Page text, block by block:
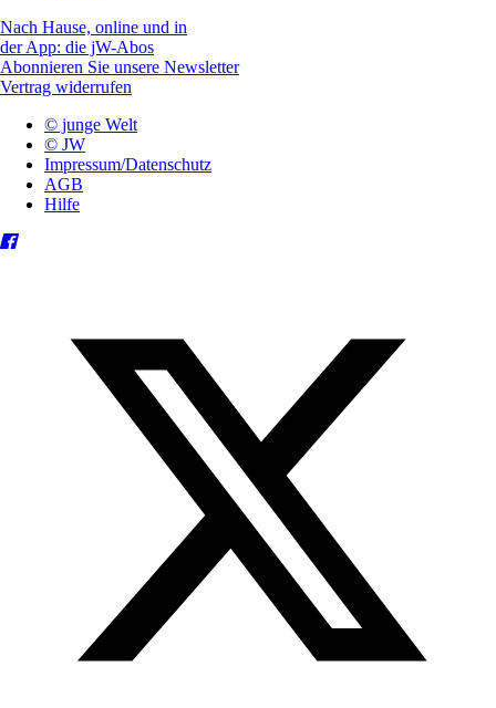
Nach Hause, online und in
der App: die jW-Abos
Abonnieren Sie unsere Newsletter
Vertrag widerrufen
© junge Welt
© JW
Impressum/Datenschutz
AGB
Hilfe